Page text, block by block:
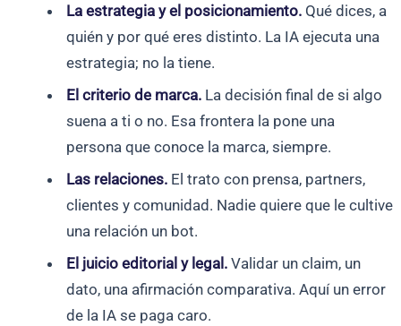
La estrategia y el posicionamiento. Qué dices, a
quién y por qué eres distinto. La IA ejecuta una
estrategia; no la tiene.
El criterio de marca. La decisión final de si algo
suena a ti o no. Esa frontera la pone una
persona que conoce la marca, siempre.
Las relaciones. El trato con prensa, partners,
clientes y comunidad. Nadie quiere que le cultive
una relación un bot.
El juicio editorial y legal. Validar un claim, un
dato, una afirmación comparativa. Aquí un error
de la IA se paga caro.